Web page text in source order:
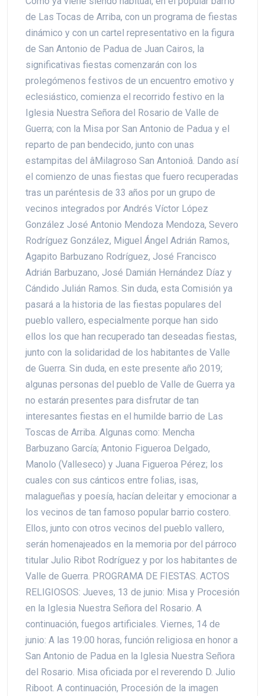
de Las Tocas de Arriba, con un programa de fiestas
dinámico y con un cartel representativo en la figura
de San Antonio de Padua de Juan Cairos, la
significativas fiestas comenzarán con los
prolegómenos festivos de un encuentro emotivo y
eclesiástico, comienza el recorrido festivo en la
Iglesia Nuestra Señora del Rosario de Valle de
Guerra; con la Misa por San Antonio de Padua y el
reparto de pan bendecido, junto con unas
estampitas del âMilagroso San Antonioâ. Dando así
el comienzo de unas fiestas que fuero recuperadas
tras un paréntesis de 33 años por un grupo de
vecinos integrados por Andrés Víctor López
González José Antonio Mendoza Mendoza, Severo
Rodríguez González, Miguel Ángel Adrián Ramos,
Agapito Barbuzano Rodríguez, José Francisco
Adrián Barbuzano, José Damián Hernández Díaz y
Cándido Julián Ramos. Sin duda, esta Comisión ya
pasará a la historia de las fiestas populares del
pueblo vallero, especialmente porque han sido
ellos los que han recuperado tan deseadas fiestas,
junto con la solidaridad de los habitantes de Valle
de Guerra. Sin duda, en este presente año 2019;
algunas personas del pueblo de Valle de Guerra ya
no estarán presentes para disfrutar de tan
interesantes fiestas en el humilde barrio de Las
Toscas de Arriba. Algunas como: Mencha
Barbuzano García; Antonio Figueroa Delgado,
Manolo (Valleseco) y Juana Figueroa Pérez; los
cuales con sus cánticos entre folias, isas,
malagueñas y poesía, hacían deleitar y emocionar a
los vecinos de tan famoso popular barrio costero.
Ellos, junto con otros vecinos del pueblo vallero,
serán homenajeados en la memoria por del párroco
titular Julio Ribot Rodríguez y por los habitantes de
Valle de Guerra. PROGRAMA DE FIESTAS. ACTOS
RELIGIOSOS: Jueves, 13 de junio: Misa y Procesión
en la Iglesia Nuestra Señora del Rosario. A
continuación, fuegos artificiales. Viernes, 14 de
junio: A las 19:00 horas, función religiosa en honor a
San Antonio de Padua en la Iglesia Nuestra Señora
del Rosario. Misa oficiada por el reverendo D. Julio
Riboot. A continuación, Procesión de la imagen